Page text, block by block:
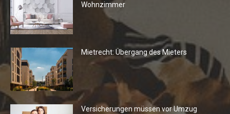
Wohnzimmer
Mietrecht: Übergang des Mieters
Versicherungen müssen vor Umzug